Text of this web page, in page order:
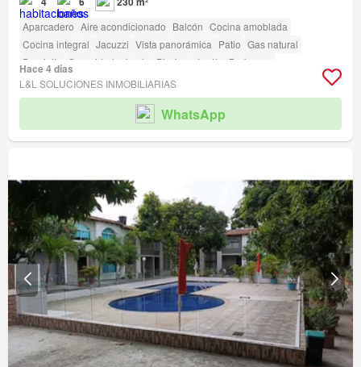
Aparcadero Aire acondicionado Balcón Cocina amoblada
Cocina integral Jacuzzi Vista panorámica Patio Gas natural
Depósito Seguridad privada Piscina Jardín Barbecue
Hace 4 días
L&L SOLUCIONES INMOBILIARIAS
WhatsApp